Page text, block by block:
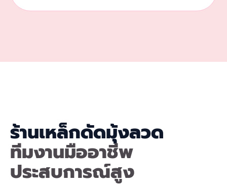
ร้านเหล็กดัดมุ้งลวด
ทีมงานมืออาชีพ
ประสบการณ์สูง